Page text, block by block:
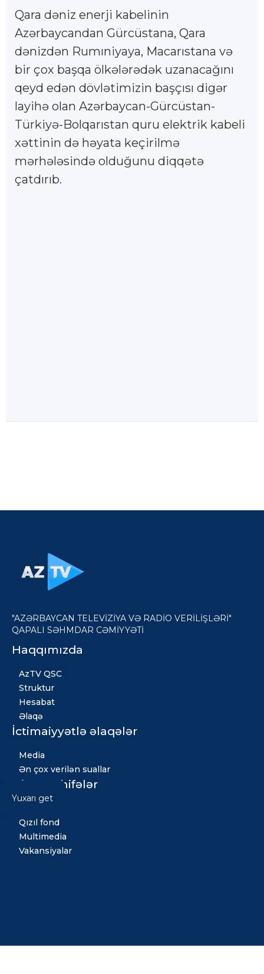
Qara dəniz enerji kabelinin
Azərbaycandan Gürcüstana, Qara
dənizdən Rumıniyaya, Macarıstana və
bir çox başqa ölkələrədək uzanacağını
qeyd edən dövlətimizin başçısı digər
layihə olan Azərbaycan-Gürcüstan-
Türkiyə-Bolqarıstan quru elektrik kabeli
xəttinin də həyata keçirilmə
mərhələsində olduğunu diqqətə
çatdırıb.
"AZƏRBAYCAN TELEVİZİYA VƏ RADİO VERİLİŞLƏRİ"
QAPALI SƏHMDAR CƏMİYYƏTİ
Haqqımızda
AzTV QSC
Struktur
Hesabat
Əlaqə
İctimaiyyətlə əlaqələr
Media
Ən çox verilən suallar
Digər səhifələr
Qızıl fond
Multimedia
Vakansiyalar
Yuxarı get